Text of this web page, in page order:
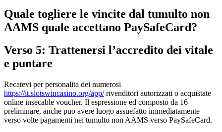
Quale togliere le vincite dal tumulto non
AAMS quale accettano PaySafeCard?
Verso 5: Trattenersi l’accredito dei vitale
e puntare
Recatevi per personalita dei numerosi
https://it.slotswincasino.org/app/rivenditori autorizzati o acquistate
online insecable voucher. Il espressione ed composto da 16
preliminare, anche puo avere luogo assuefatto immediatamente
verso volte pagamenti nei tumulto non AAMS verso PaySafeCard.